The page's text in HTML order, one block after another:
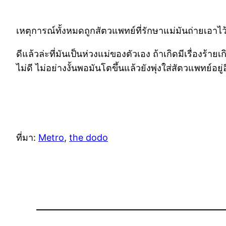
เหตุการณ์ทั้งหมดถูกสัตวแพทย์ที่รักษาแม่มันถ่ายเอาไ
ดีแล้วล่ะที่มันเป็นห่วงแม่ของตัวเอง ถ้าเกิดมีเรื่องร้
ไม่ดี ไม่อย่างงั้นพอมันโตขึ้นแล้วยังพุ่งใส่สัตวแพทย์อ
ที่มา: Metro, the dodo